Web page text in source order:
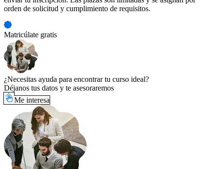
orden de solicitud y cumplimiento de requisitos.
Matricúlate gratis
¿Necesitas ayuda para encontrar tu curso ideal?
Déjanos tus datos y te asesoraremos
Me interesa